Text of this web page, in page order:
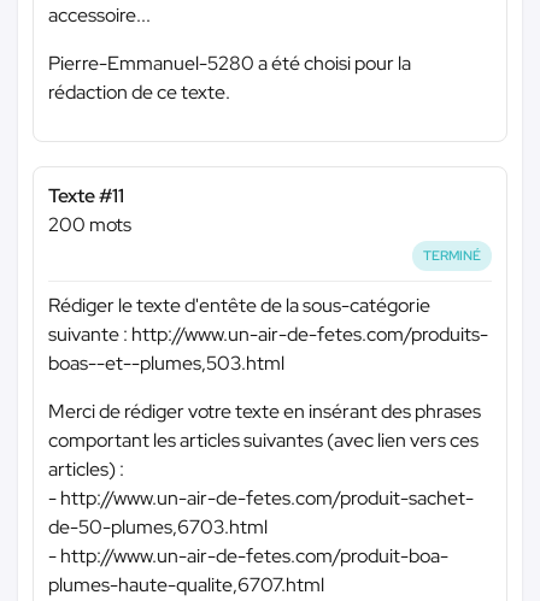
accessoire...
Pierre-Emmanuel-5280 a été choisi pour la
rédaction de ce texte.
Texte #11
200 mots
TERMINÉ
Rédiger le texte d'entête de la sous-catégorie
suivante : http://www.un-air-de-fetes.com/produits-
boas--et--plumes,503.html
Merci de rédiger votre texte en insérant des phrases
comportant les articles suivantes (avec lien vers ces
articles) :
- http://www.un-air-de-fetes.com/produit-sachet-
de-50-plumes,6703.html
- http://www.un-air-de-fetes.com/produit-boa-
plumes-haute-qualite,6707.html